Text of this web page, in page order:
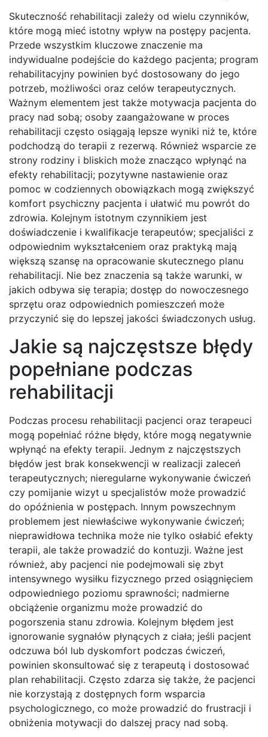
Skuteczność rehabilitacji zależy od wielu czynników,
które mogą mieć istotny wpływ na postępy pacjenta.
Przede wszystkim kluczowe znaczenie ma
indywidualne podejście do każdego pacjenta; program
rehabilitacyjny powinien być dostosowany do jego
potrzeb, możliwości oraz celów terapeutycznych.
Ważnym elementem jest także motywacja pacjenta do
pracy nad sobą; osoby zaangażowane w proces
rehabilitacji często osiągają lepsze wyniki niż te, które
podchodzą do terapii z rezerwą. Również wsparcie ze
strony rodziny i bliskich może znacząco wpłynąć na
efekty rehabilitacji; pozytywne nastawienie oraz
pomoc w codziennych obowiązkach mogą zwiększyć
komfort psychiczny pacjenta i ułatwić mu powrót do
zdrowia. Kolejnym istotnym czynnikiem jest
doświadczenie i kwalifikacje terapeutów; specjaliści z
odpowiednim wykształceniem oraz praktyką mają
większą szansę na opracowanie skutecznego planu
rehabilitacji. Nie bez znaczenia są także warunki, w
jakich odbywa się terapia; dostęp do nowoczesnego
sprzętu oraz odpowiednich pomieszczeń może
przyczynić się do lepszej jakości świadczonych usług.
Jakie są najczęstsze błędy
popełniane podczas
rehabilitacji
Podczas procesu rehabilitacji pacjenci oraz terapeuci
mogą popełniać różne błędy, które mogą negatywnie
wpłynąć na efekty terapii. Jednym z najczęstszych
błędów jest brak konsekwencji w realizacji zaleceń
terapeutycznych; nieregularne wykonywanie ćwiczeń
czy pomijanie wizyt u specjalistów może prowadzić
do opóźnienia w postępach. Innym powszechnym
problemem jest niewłaściwe wykonywanie ćwiczeń;
nieprawidłowa technika może nie tylko osłabić efekty
terapii, ale także prowadzić do kontuzji. Ważne jest
również, aby pacjenci nie podejmowali się zbyt
intensywnego wysiłku fizycznego przed osiągnięciem
odpowiedniego poziomu sprawności; nadmierne
obciążenie organizmu może prowadzić do
pogorszenia stanu zdrowia. Kolejnym błędem jest
ignorowanie sygnałów płynących z ciała; jeśli pacjent
odczuwa ból lub dyskomfort podczas ćwiczeń,
powinien skonsultować się z terapeutą i dostosować
plan rehabilitacji. Często zdarza się także, że pacjenci
nie korzystają z dostępnych form wsparcia
psychologicznego, co może prowadzić do frustracji i
obniżenia motywacji do dalszej pracy nad sobą.